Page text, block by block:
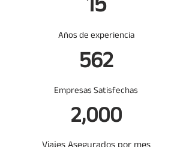
15
Años de experiencia
562
Empresas Satisfechas
2,000